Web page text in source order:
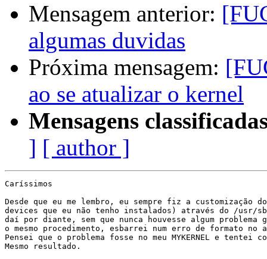
Mensagem anterior:
algumas duvidas
Próxima mensagem:
ao se atualizar o kernel
Mensagens
] [ author ]
Caríssimos
Desde que eu me lembro, eu sempre fiz a customização
devices que eu não tenho instalados) através do /usr/
daí por diante, sem que nunca houvesse algum problema
o mesmo procedimento, esbarrei num erro de formato no
Pensei que o problema fosse no meu MYKERNEL e tentei
Mesmo resultado.